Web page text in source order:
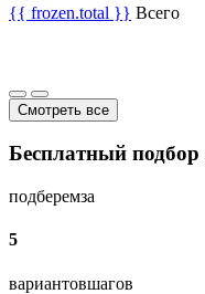
{{ frozen.total }} Всего
Смотреть все
Бесплатный
подберемза
5
вариантовшагов